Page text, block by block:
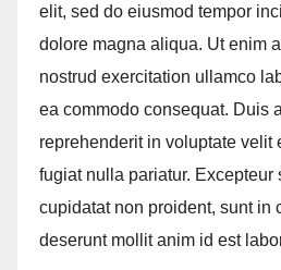
elit, sed do eiusmod tempor
dolore magna aliqua. Ut enim
nostrud exercitation ullamco
ea commodo consequat. Duis
reprehenderit in voluptate velit
fugiat nulla pariatur. Excepteur
cupidatat non proident, sunt in
deserunt mollit anim id est